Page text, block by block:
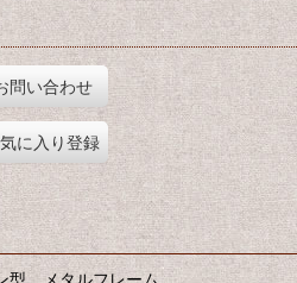
問い合わせ
に入り登録
メタルフレーム